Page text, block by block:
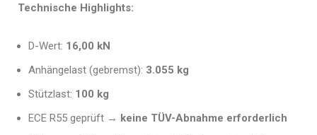
Technische Highlights:
D-Wert: 16,00 kN
Anhängelast (gebremst): 3.055 kg
Stützlast: 100 kg
ECE R55 geprüft → keine TÜV-Abnahme erforderlich